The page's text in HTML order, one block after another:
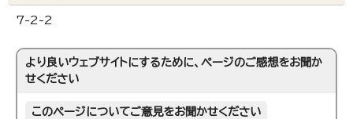
7-2-2
より良いウェブサイトにするために、ページのご感想をお聞か
せください
このページについてご意見をお聞かせください